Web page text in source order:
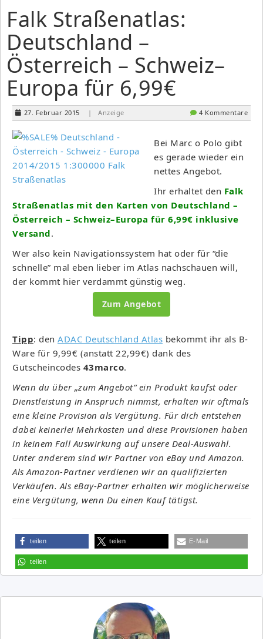
Falk Straßenatlas:
Deutschland –
Österreich – Schweiz–
Europa für 6,99€
27. Februar 2015 | Anzeige 4 Kommentare
Bei Marc o Polo gibt
es gerade wieder ein
nettes Angebot.
Ihr erhaltet den Falk
Straßenatlas mit den Karten von Deutschland –
Österreich – Schweiz–Europa für 6,99€ inklusive
Versand.
Wer also kein Navigationssystem hat oder für “die
schnelle” mal eben lieber im Atlas nachschauen will,
der kommt hier verdammt günstig weg.
Zum Angebot
Tipp: den ADAC Deutschland Atlas bekommt ihr als B-
Ware für 9,99€ (anstatt 22,99€) dank des
Gutscheincodes 43marco.
Wenn du über „zum Angebot“ ein Produkt kaufst oder
Dienstleistung in Anspruch nimmst, erhalten wir oftmals
eine kleine Provision als Vergütung. Für dich entstehen
dabei keinerlei Mehrkosten und diese Provisionen haben
in keinem Fall Auswirkung auf unsere Deal-Auswahl.
Unter anderem sind wir Partner von eBay und Amazon.
Als Amazon-Partner verdienen wir an qualifizierten
Verkäufen. Als eBay-Partner erhalten wir möglicherweise
eine Vergütung, wenn Du einen Kauf tätigst.
teilen teilen E-Mail
teilen